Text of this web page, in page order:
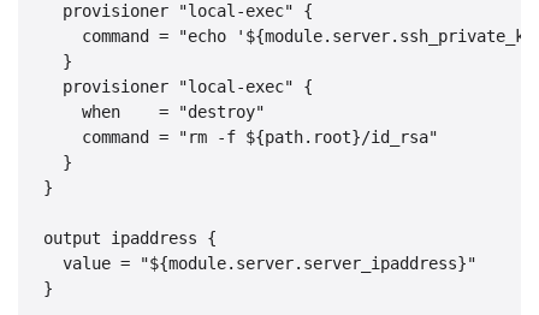
  provisioner "local-exec" {
command = "echo
  }
  provisioner "local-exec" {
    when    = "destroy"
    command = "rm -f ${path.root}/id_rsa"
  }
}
output ipaddress {
  value = "${module.server.server_ipaddress}"
}